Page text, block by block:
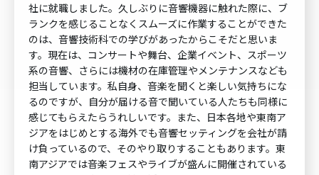
社に就職しました。久しぶりに音響機器に触れた際に、ブ
ランクを感じることなくスムーズに作業することができた
のは、音響技術科での学びがあったからこそだと思いま
す。現在は、コンサートや舞台、企業イベント、スポーツ
系の音響、さらには機材の在庫管理やメンテナンスなども
担当しています。私自身、音楽を聞くと楽しい気持ちにな
るのですが、自分が届ける音で聞いている人たちも同様に
感じてもらえたらうれしいです。また、日本各地や東南ア
ジアをはじめとする海外でも音響セッティングを会社が請
け負っているので、そのやり取りすることもあります。東
南アジアでは音楽フェスやライブが盛んに開催されている